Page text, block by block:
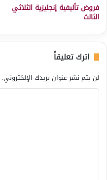
فروض تأليفية إنجليزية الثلاثي
الثالث
اترك تعليقاً
لن يتم نشر عنوان بريدك الإلكتروني.